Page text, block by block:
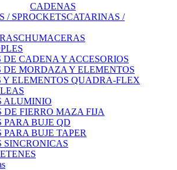
CADENAS
CATARINAS /
CHUMACERAS
DE CADENA Y ACCESORIOS
DE MORDAZA Y ELEMENTOS
Y ELEMENTOS QUADRA-FLEX
ALUMINIO
DE FIERRO MAZA FIJA
PARA BUJE QD
PARA BUJE TAPER
SINCRONICAS